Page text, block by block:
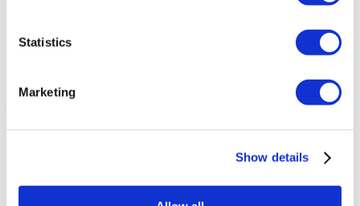
Statistics
Marketing
Show details